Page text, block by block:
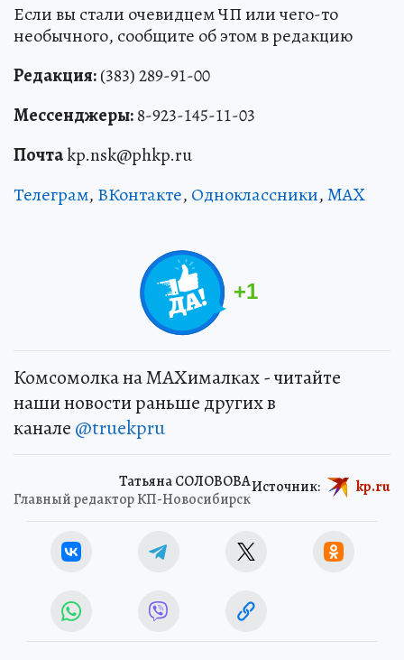
Если вы стали очевидцем ЧП или чего-то
необычного, сообщите об этом в редакцию
Редакция:(383) 289-91-00
Мессенджеры:8-923-145-11-03
Почтаkp.nsk@phkp.ru
Телеграм, ВКонтакте, Одноклассники,MAX
+1
Комсомолка на MAXималках - читайте
наши новости раньше других в
канале @truekpru
Татьяна СОЛОВОВА
Главный редактор КП-Новосибирск
Источник: kp.ru